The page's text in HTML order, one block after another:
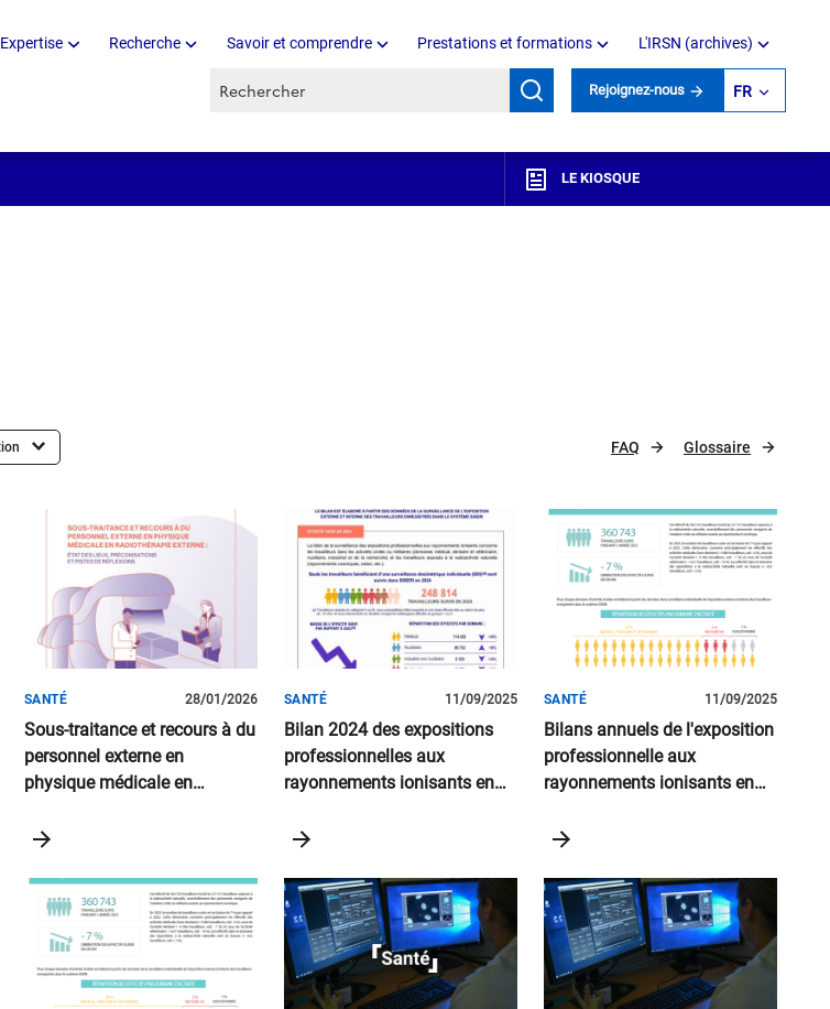
Expertise Recherche Savoir et comprendre Prestations et formations L'IRSN (archives)
Recherche par mots clés Rejoignez-nous FR
LE KIOSQUE
FAQ Glossaire
Sous-traitance et recours à du
personnel externe en
physique médicale en
des lieux, préconisations et
SANTÉ 28/01/2026
Bilan 2024 des expositions
professionnelles aux
rayonnements ionisants en
SANTÉ 11/09/2025
Bilans annuels de l'exposition
professionnelle aux
rayonnements ionisants en
SANTÉ 11/09/2025